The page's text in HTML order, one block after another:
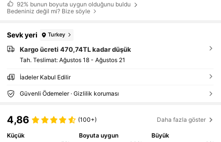
92% bunun boyuta uygun olduğunu buldu
Bedeniniz değil mi? Bize söyle
Sevk yeri Turkey
Kargo ücreti 470,74TL kadar düşük
Tah. Teslimat: Ağustos 18 - Ağustos 21
İadeler Kabul Edilir
Güvenli Ödemeler · Gizlilik koruması
4,86 (100+) Daha fazla göster
Küçük
Boyuta uygun
Büyük